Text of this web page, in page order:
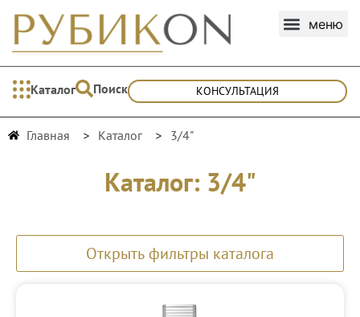
Каталог Поиск КОНСУЛЬТАЦИЯ
Главная Каталог 3/4"
Каталог: 3/4"
Открыть фильтры каталога